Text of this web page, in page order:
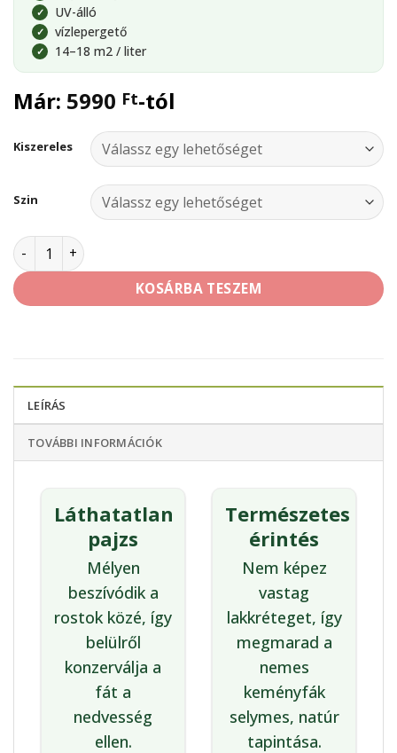
✓ UV-álló
✓ vízlepergető
✓ 14–18 m2 / liter
Már: 5990 Ft-tól
Kiszereles
Szin
Sadolin Hardwood Oil mennyiség
KOSÁRBA TESZEM
LEÍRÁS
TOVÁBBI INFORMÁCIÓK
Láthatatlan
pajzs
Mélyen
beszívódik a
rostok közé, így
belülről
konzerválja a
fát a
nedvesség
ellen.
Természetes
érintés
Nem képez
vastag
lakkréteget, így
megmarad a
nemes
keményfák
selymes, natúr
tapintása.